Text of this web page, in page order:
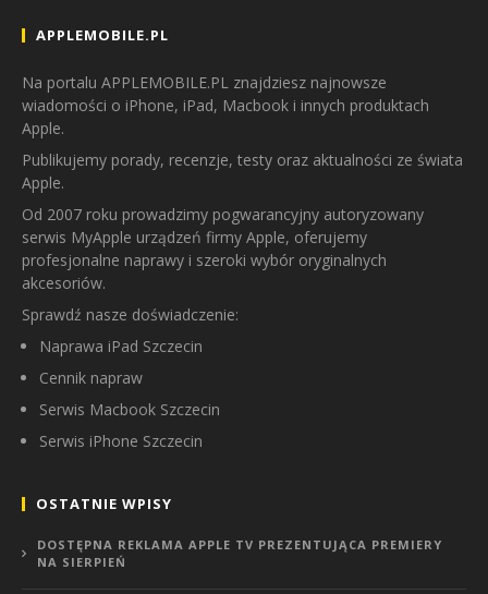
APPLEMOBILE.PL
Na portalu APPLEMOBILE.PL znajdziesz najnowsze
wiadomości o iPhone, iPad, Macbook i innych produktach
Apple.
Publikujemy porady, recenzje, testy oraz aktualności ze świata
Apple.
Od 2007 roku prowadzimy pogwarancyjny autoryzowany
serwis MyApple urządzeń firmy Apple, oferujemy
profesjonalne naprawy i szeroki wybór oryginalnych
akcesoriów.
Sprawdź nasze doświadczenie:
Naprawa iPad Szczecin
Cennik napraw
Serwis Macbook Szczecin
Serwis iPhone Szczecin
OSTATNIE WPISY
DOSTĘPNA REKLAMA APPLE TV PREZENTUJĄCA PREMIERY
NA SIERPIEŃ